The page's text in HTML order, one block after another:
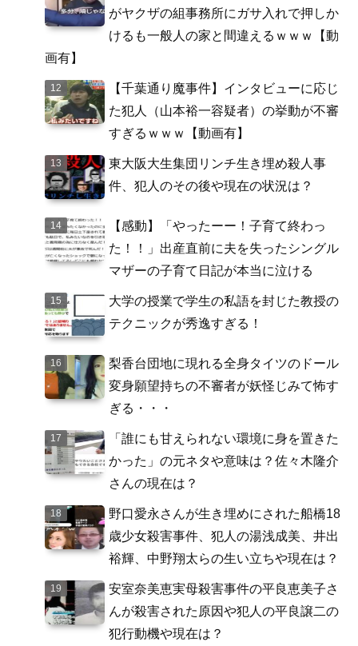
がヤクザの組事務所にガサ入れで押しか
けるも一般人の家と間違えるｗｗｗ【動
画有】
【千葉通り魔事件】インタビューに応じ
た犯人（山本裕一容疑者）の挙動が不審
すぎるｗｗｗ【動画有】
東大阪大生集団リンチ生き埋め殺人事
件、犯人のその後や現在の状況は？
【感動】「やったーー！子育て終わっ
た！！」出産直前に夫を失ったシングル
マザーの子育て日記が本当に泣ける
大学の授業で学生の私語を封じた教授の
テクニックが秀逸すぎる！
梨香台団地に現れる全身タイツのドール
変身願望持ちの不審者が妖怪じみて怖す
ぎる・・・
「誰にも甘えられない環境に身を置きた
かった」の元ネタや意味は？佐々木隆介
さんの現在は？
野口愛永さんが生き埋めにされた船橋18
歳少女殺害事件、犯人の湯浅成美、井出
裕輝、中野翔太らの生い立ちや現在は？
安室奈美恵実母殺害事件の平良恵美子さ
んが殺害された原因や犯人の平良譲二の
犯行動機や現在は？